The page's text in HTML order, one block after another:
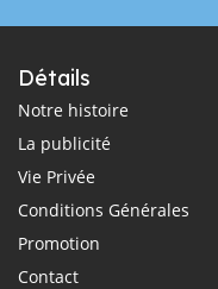
Détails
Notre histoire
La publicité
Vie Privée
Conditions Générales
Promotion
Contact